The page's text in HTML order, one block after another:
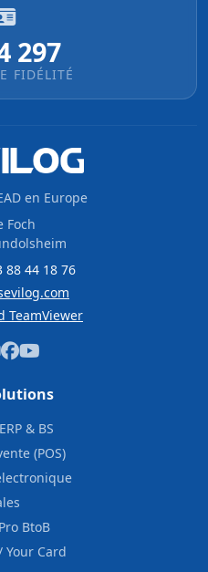
298
FIDÉLITÉ
en Europe
Foch
88 44 18 76
TeamViewer
& BS
(POS)
BtoB
Your Card